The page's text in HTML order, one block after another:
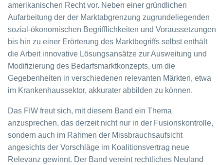
amerikanischen Recht vor. Neben einer gründlichen
Aufarbeitung der der Marktabgrenzung zugrundeliegenden
sozial-ökonomischen Begrifflichkeiten und Voraussetzungen
bis hin zu einer Erörterung des Marktbegriffs selbst enthält
die Arbeit innovative Lösungsansätze zur Ausweitung und
Modifizierung des Bedarfsmarktkonzepts, um die
Gegebenheiten in verschiedenen relevanten Märkten, etwa
im Krankenhaussektor, akkurater abbilden zu können.
Das FIW freut sich, mit diesem Band ein Thema
anzusprechen, das derzeit nicht nur in der Fusionskontrolle,
sondern auch im Rahmen der Missbrauchsaufsicht
angesichts der Vorschläge im Koalitionsvertrag neue
Relevanz gewinnt. Der Band vereint rechtliches Neuland